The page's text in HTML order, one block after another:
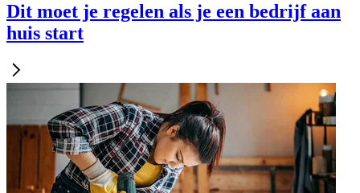
Dit moet je regelen als je een bedrijf aan
huis start